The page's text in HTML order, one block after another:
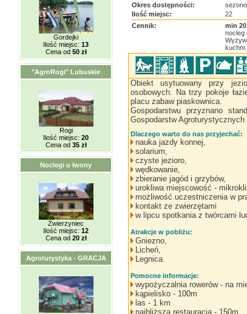
Gordejki
Ilość miejsc: 13
Cena od 50 zł
"AgroRogi" Lubuskie
Rogi
Ilość miejsc: 20
Cena od 35 zł
Noclegi u Iwony
Zwierzyniec
Ilość miejsc: 12
Cena od 20 zł
Agroturystyka - GRACJA
Okres dostępności:
Ilość miejsc:
22
Cennik:
min 20
nocleg
kuchni.
Obiekt usytuowany przy
osobowych. Na trzy pokoje
placu zabaw piaskownica.
Gospodarstwu przyznano
Gospodarstw Agroturystycznych
Dlaczego warto do nas przyjechać:
nauka jazdy konnej,
solarium,
czyste jezioro,
wędkowanie,
zbieranie jagód i grzybów,
urokliwa miejscowość -
możliwość uczestniczenia w
kontakt ze zwierzętami
w lipcu spotkania z twórcami
Atrakcje w pobliżu:
Gniezno,
Licheń,
Legnica.
Pomocne informacje:
wypożyczalnia rowerów - na
kąpielisko - 100m
las - 1 km
najbliższa restauracja - 150m